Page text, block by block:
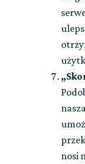
nosi